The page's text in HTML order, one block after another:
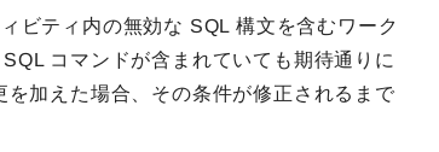
ビティ内の無効な SQL 構文を含むワーク
コマンドが含まれていても期待通りに
加えた場合、その条件が修正されるまで